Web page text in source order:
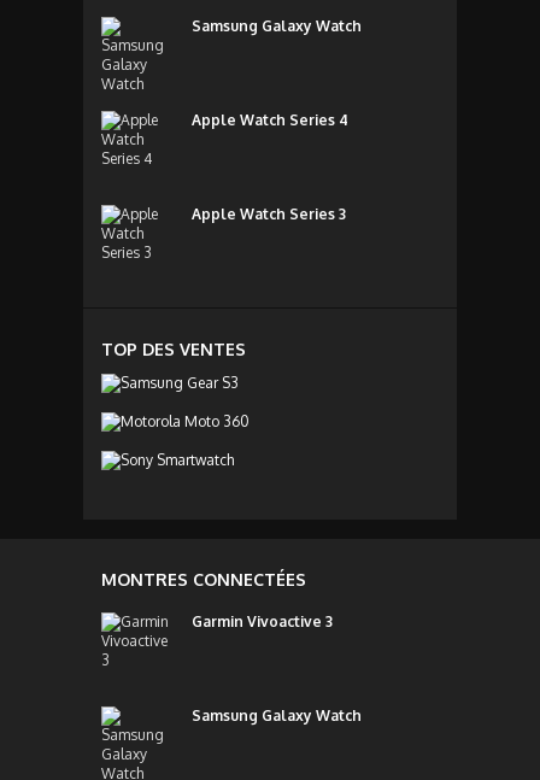
Samsung Galaxy Watch
Apple Watch Series 4
Apple Watch Series 3
TOP DES VENTES
MONTRES CONNECTÉES
Garmin Vivoactive 3
Samsung Galaxy Watch